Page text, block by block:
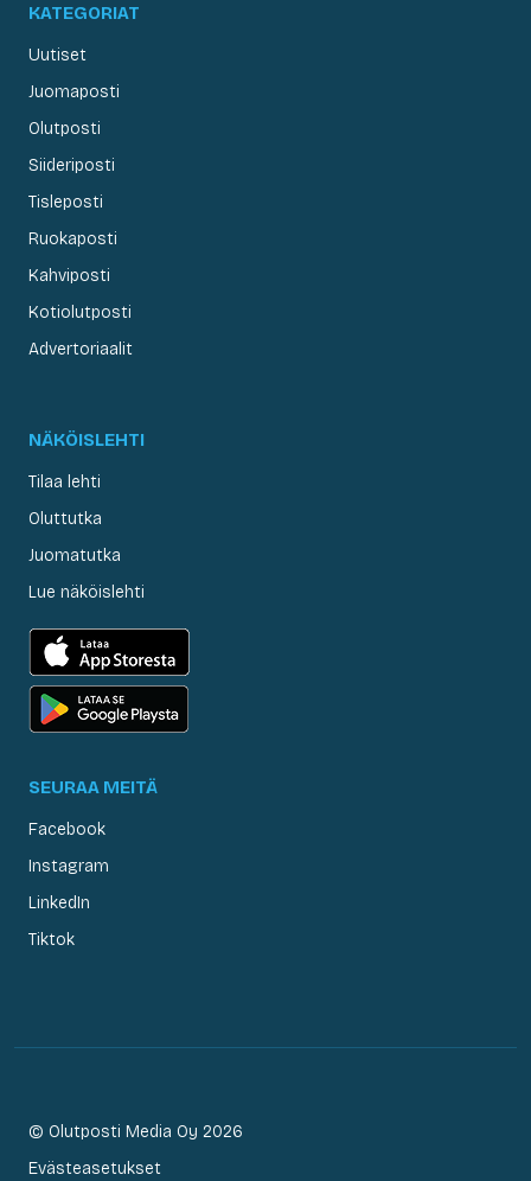
KATEGORIAT
Uutiset
Juomaposti
Olutposti
Siideriposti
Tisleposti
Ruokaposti
Kahviposti
Kotiolutposti
Advertoriaalit
NÄKÖISLEHTI
Tilaa lehti
Oluttutka
Juomatutka
Lue näköislehti
SEURAA MEITÄ
Facebook
Instagram
LinkedIn
Tiktok
© Olutposti Media Oy 2026
Evästeasetukset